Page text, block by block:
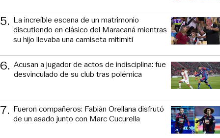
5. La increíble escena de un matrimonio
discutiendo en clásico del Maracaná mientras
su hijo llevaba una camiseta mitimiti
6. Acusan a jugador de actos de indisciplina: fue
desvinculado de su club tras polémica
7. Fueron compañeros: Fabián Orellana disfrutó
de un asado junto con Marc Cucurella